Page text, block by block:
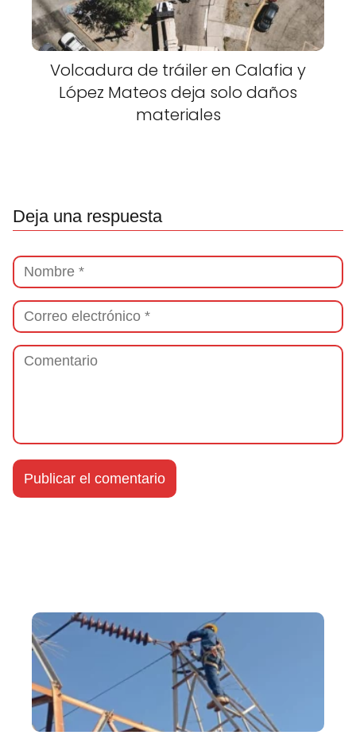
Volcadura de tráiler en Calafia y
López Mateos deja solo daños
materiales
Deja una respuesta